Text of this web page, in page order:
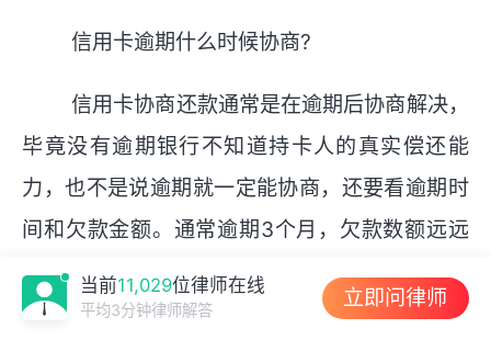
信用卡逾期什么时候协商?
信用卡协商还款通常是在逾期后协商解决，
毕竟没有逾期银行不知道持卡人的真实偿还能
力，也不是说逾期就一定能协商，还要看逾期时
间和欠款金额。通常逾期3个月，欠款数额远远
超过持卡人的偿还能力，持卡人短期内不能一次
性偿还，银行可同意协商。
当前11,029位律师在线
平均3分钟律师解答 立即问律师